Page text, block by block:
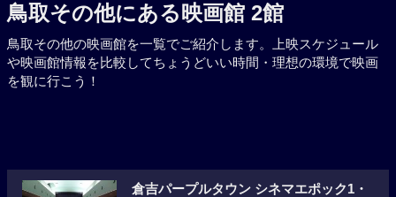
鳥取その他にある映画館 2館
鳥取その他の映画館を一覧でご紹介します。上映スケジュール
や映画館情報を比較してちょうどいい時間・理想の環境で映画
を観に行こう！
倉吉パープルタウン シネマエポック1・